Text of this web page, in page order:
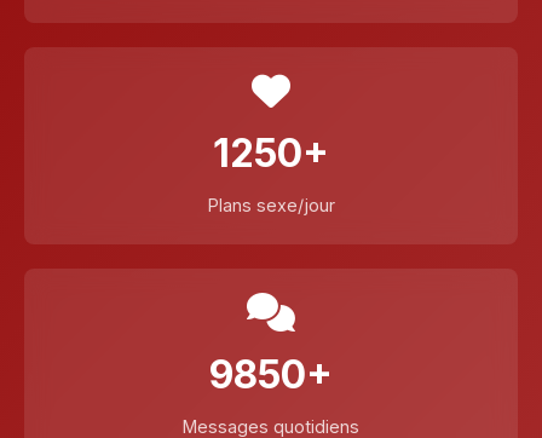
1250+
Plans sexe/jour
9850+
Messages quotidiens